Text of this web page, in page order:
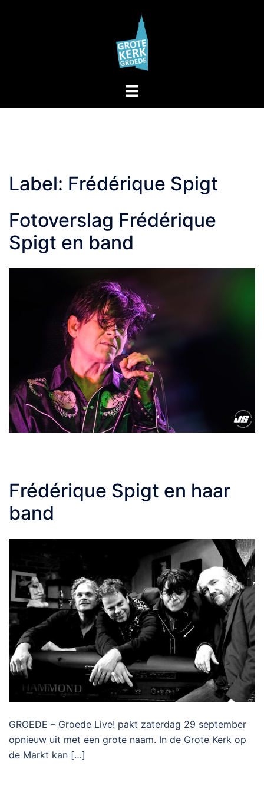
Toggle
Label: Frédérique Spigt
Fotoverslag Frédérique
Spigt en band
Frédérique Spigt en haar
band
GROEDE – Groede Live! pakt zaterdag 29 september
opnieuw uit met een grote naam. In de Grote Kerk op
de Markt kan […]